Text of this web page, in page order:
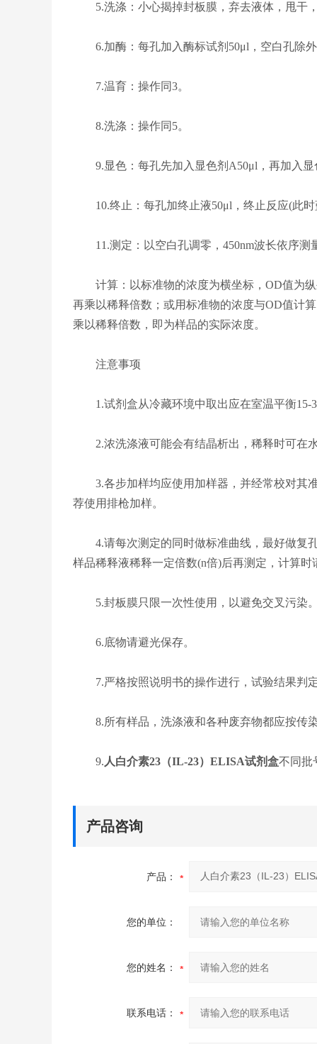
5.洗涤：小心揭掉封板膜，弃去液体，甩干，
6.加酶：每孔加入酶标试剂50μl，空白孔除
7.温育：操作同3。
8.洗涤：操作同5。
9.显色：每孔先加入显色剂A50μl，再加入显
10.终止：每孔加终止液50μl，终止反应(此时
11.测定：以空白孔调零，450nm波长依序测
计算：以标准物的浓度为横坐标，OD值为纵
再乘以稀释倍数；或用标准物的浓度与OD值计
乘以稀释倍数，即为样品的实际浓度。
注意事项
1.试剂盒从冷藏环境中取出应在室温平衡15-
2.浓洗涤液可能会有结晶析出，稀释时可在
3.各步加样均应使用加样器，并经常校对其准
荐使用排枪加样。
4.请每次测定的同时做标准曲线，最好做复孔
样品稀释液稀释一定倍数(n倍)后再测定，计算时
5.封板膜只限一次性使用，以避免交叉污染
6.底物请避光保存。
7.严格按照说明书的操作进行，试验结果判
8.所有样品，洗涤液和各种废弃物都应按传
9. 人白介素23（IL-23）ELISA试剂盒不同批
产品咨询
产品：
您的单位：
您的姓名：
联系电话：